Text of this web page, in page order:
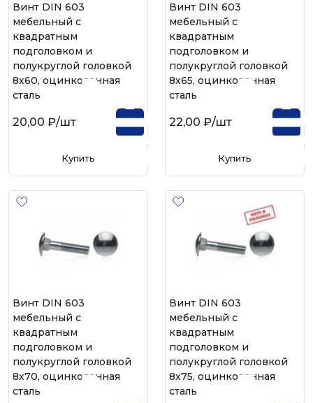
Винт DIN 603
мебельный с
квадратным
подголовком и
полукруглой головкой
8х60, оцинкованная
сталь
20,00 ₽/шт
Купить
Винт DIN 603
мебельный с
квадратным
подголовком и
полукруглой головкой
8х65, оцинкованная
сталь
22,00 ₽/шт
Купить
Винт DIN 603
мебельный с
квадратным
подголовком и
полукруглой головкой
8х70, оцинкованная
сталь
Винт DIN 603
мебельный с
квадратным
подголовком и
полукруглой головкой
8х75, оцинкованная
сталь